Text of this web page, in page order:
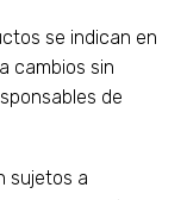
se indican en
cambios sin
de
sujetos a